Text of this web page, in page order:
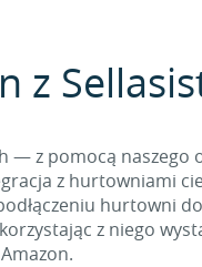
z
— z pomocą
z hurtowniami
hurtowni
z niego